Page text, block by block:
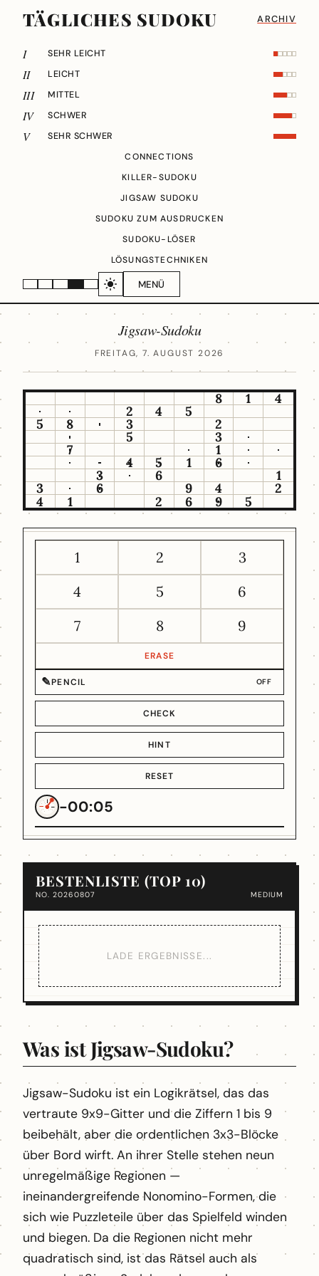
TÄGLICHES SUDOKU ARCHIV
MENÜ
I SEHR LEICHT
II LEICHT
III MITTEL
IV SCHWER
V
SEHR SCHWER
CONNECTIONS
KILLER-SUDOKU
JIGSAW SUDOKU
SUDOKU ZUM AUSDRUCKEN
SUDOKU-LÖSER
LÖSUNGSTECHNIKEN
Jigsaw-Sudoku
FREITAG, 7. AUGUST 2026
8 1 4
2 4 5
5 8 3 2
5 3
7 1
4 5 1 6
3 6 1
3 6 9 4
2
4
1 2 6 9 5
1 2
3
4
5
6
7
8 9
ERASE
✎PENCIL OFF
CHECK
HINT
RESET
-00:05
BESTENLISTE (TOP 10)
NO. 20260807 MEDIUM
LADE ERGEBNISSE...
Was ist Jigsaw-Sudoku?
Jigsaw-Sudoku ist ein Logikrätsel, das das
vertraute 9x9-Gitter und die Ziffern 1 bis 9
beibehält, aber die ordentlichen 3x3-Blöcke
über Bord wirft. An ihrer Stelle stehen neun
unregelmäßige Regionen —
ineinandergreifende Nonomino-Formen, die
sich wie Puzzleteile über das Spielfeld winden
und biegen. Da die Regionen nicht mehr
quadratisch sind, ist das Rätsel auch als